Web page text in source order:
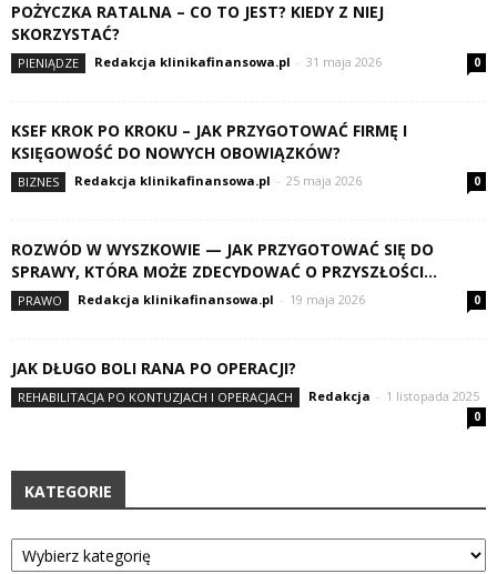
POŻYCZKA RATALNA – CO TO JEST? KIEDY Z NIEJ
SKORZYSTAĆ?
PIENIĄDZE Redakcja klinikafinansowa.pl - 31 maja 2026 0
KSEF KROK PO KROKU – JAK PRZYGOTOWAĆ FIRMĘ I
KSIĘGOWOŚĆ DO NOWYCH OBOWIĄZKÓW?
BIZNES Redakcja klinikafinansowa.pl - 25 maja 2026 0
ROZWÓD W WYSZKOWIE — JAK PRZYGOTOWAĆ SIĘ DO
SPRAWY, KTÓRA MOŻE ZDECYDOWAĆ O PRZYSZŁOŚCI...
PRAWO Redakcja klinikafinansowa.pl - 19 maja 2026 0
JAK DŁUGO BOLI RANA PO OPERACJI?
REHABILITACJA PO KONTUZJACH I OPERACJACH Redakcja - 1 listopada 2025
0
KATEGORIE
Kategorie